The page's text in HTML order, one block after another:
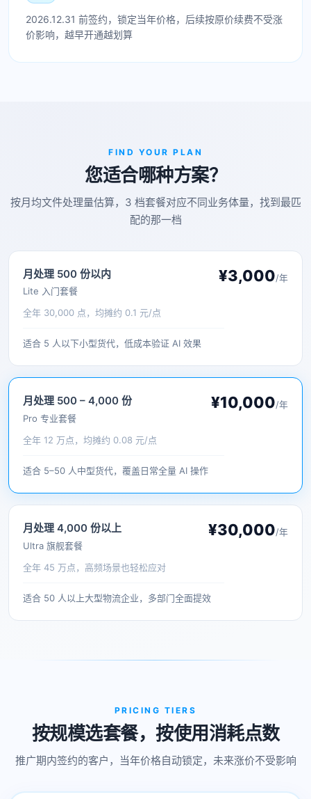
2026.12.31 前签约，锁定当年价格，后续按原价续费不受涨
价影响，越早开通越划算
FIND YOUR PLAN
您适合哪种方案？
按月均文件处理量估算，3 档套餐对应不同业务体量，找到最匹
配的那一档
月处理 500 份以内
Lite 入门套餐
¥3,000/年
全年 30,000 点，均摊约 0.1 元/点
适合 5 人以下小型货代，低成本验证 AI 效果
月处理 500 – 4,000 份
Pro 专业套餐
¥10,000/年
全年 12 万点，均摊约 0.08 元/点
适合 5–50 人中型货代，覆盖日常全量 AI 操作
月处理 4,000 份以上
Ultra 旗舰套餐
¥30,000/年
全年 45 万点，高频场景也轻松应对
适合 50 人以上大型物流企业，多部门全面提效
PRICING TIERS
按规模选套餐，按使用消耗点数
推广期内签约的客户，当年价格自动锁定，未来涨价不受影响